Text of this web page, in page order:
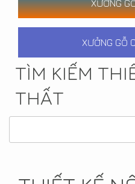
XƯỞNG
XƯỞNG GỖ
TÌM KIẾM
THẤT